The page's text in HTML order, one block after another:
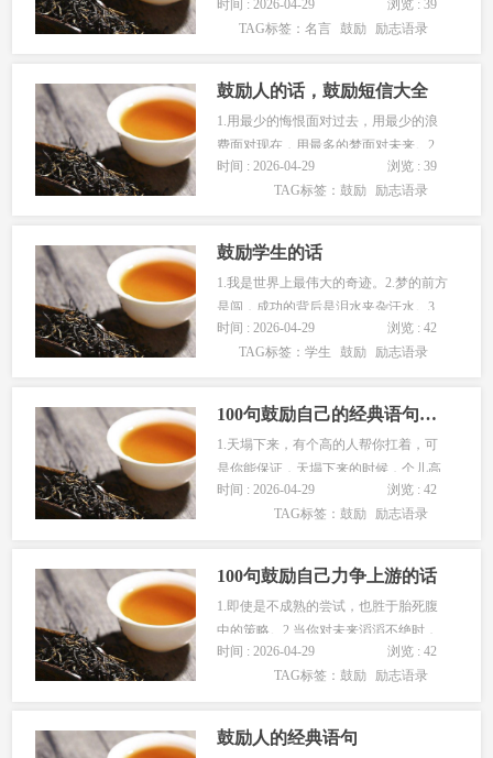
来得实际。3.一个胜利者不会放弃，而
一个放弃者永远不会胜利。4.人总是在
天都是一年中最美好的日…...
时间 : 2026-04-29
浏览 : 39
TAG标签：名言 鼓励 励志语录
鼓励人的话，鼓励短信大全
1.用最少的悔恨面对过去，用最少的浪
费面对现在，用最多的梦面对未来。2.
自己要先看得起自己，别人才会看得起
你。3.有希望在的地方，痛苦也成欢
灵监视肉体。5.想像力比…...
时间 : 2026-04-29
浏览 : 39
TAG标签： 鼓励 励志语录
鼓励学生的话
1.我是世界上最伟大的奇迹。2.梦的前方
是闯，成功的背后是泪水夹杂汗水。3.
当你迷失在黑暗中，除了前行别无他
法。4.我不是富二代，不能拼爹，但为
绝望和失败，但这绝不…...
时间 : 2026-04-29
浏览 : 42
TAG标签：学生 鼓励 励志语录
100句鼓励自己的经典语句精选
1.天塌下来，有个高的人帮你扛着，可
是你能保证，天塌下来的时候，个儿高
的人没在弯腰吗？之后，还不是得靠自
己!2.你要做的就是别人换不掉的，那你
进步的人生，只有不进取…...
时间 : 2026-04-29
浏览 : 42
TAG标签： 鼓励 励志语录
100句鼓励自己力争上游的话
1.即使是不成熟的尝试，也胜于胎死腹
中的策略。2.当你对未来滔滔不绝时，
请不要忘记你现在在干什么。3.你若不
给自己输的可能，你也不会有赢的机
诚的微笑，是无形的资…...
时间 : 2026-04-29
浏览 : 42
TAG标签： 鼓励 励志语录
鼓励人的经典语句